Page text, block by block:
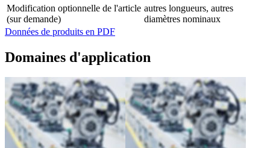
Modification optionnelle de l'article
(sur demande)
autres longueurs, autres
diamètres nominaux
Données de produits en PDF
Domaines d'application